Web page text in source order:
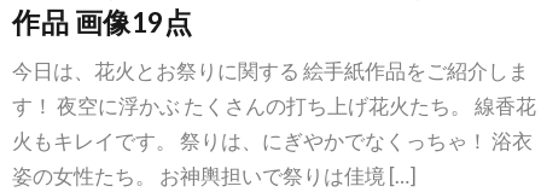
作品 画像19点
今日は、花火とお祭りに関する 絵手紙作品をご紹介しま
す！ 夜空に浮かぶ たくさんの打ち上げ花火たち。 線香花
火もキレイです。 祭りは、にぎやかでなくっちゃ！ 浴衣
姿の女性たち。 お神輿担いで祭りは佳境 […]